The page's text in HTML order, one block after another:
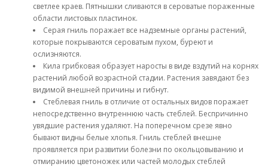
светлее краев. Пятнышки сливаются в сероватые пораженные
области листовых пластинок.
Серая гниль поражает все надземные органы растений,
которые покрываются сероватым пухом, буреют и
ослизняются.
Кила грибковая образует наросты в виде вздутий на корнях
растений любой возрастной стадии. Растения завядают без
видимой внешней причины и гибнут.
Стеблевая гниль в отличие от остальных видов поражает
непосредственно внутреннюю часть стеблей. Беспричинно
увядшие растения удаляют. На поперечном срезе явно
бывают видны белые хлопья. Гниль стеблей внешне
проявляется при развитии болезни по окольцовыванию и
отмиранию цветоножек или частей молодых стеблей